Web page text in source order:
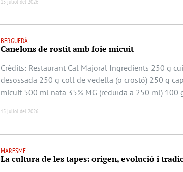
BERGUEDÀ
Canelons de rostit amb foie micuit
Crèdits: Restaurant Cal Majoral Ingredients 250 g
desossada 250 g coll de vedella (o crostó) 250 g
micuit 500 ml nata 35% MG (reduïda a 250 ml) 100
15 juliol del 2026
MARESME
La cultura de les tapes: origen, evolució i